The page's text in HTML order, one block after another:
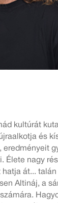
kultúrát
és
eredményeit
Élete nagy
át... talán
Altináj, a